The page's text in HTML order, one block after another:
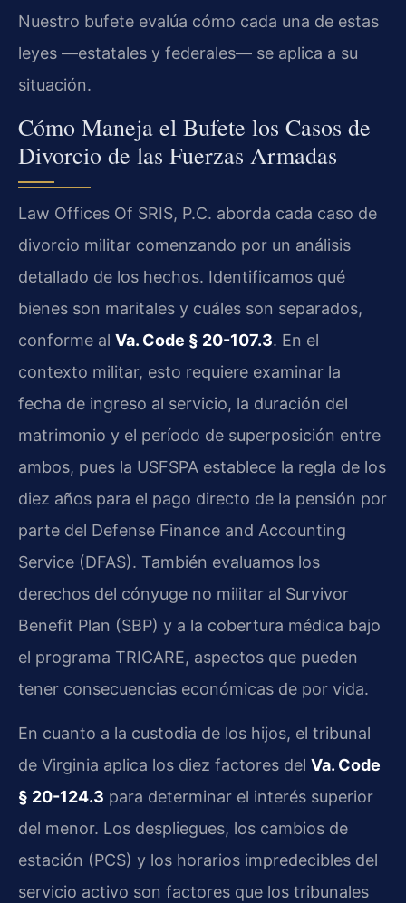
Nuestro bufete evalúa cómo cada una de estas
leyes —estatales y federales— se aplica a su
situación.
Cómo Maneja el Bufete los Casos de
Divorcio de las Fuerzas Armadas
Law Offices Of SRIS, P.C. aborda cada caso de
divorcio militar comenzando por un análisis
detallado de los hechos. Identificamos qué
bienes son maritales y cuáles son separados,
conforme al Va. Code § 20-107.3. En el
contexto militar, esto requiere examinar la
fecha de ingreso al servicio, la duración del
matrimonio y el período de superposición entre
ambos, pues la USFSPA establece la regla de los
diez años para el pago directo de la pensión por
parte del Defense Finance and Accounting
Service (DFAS). También evaluamos los
derechos del cónyuge no militar al Survivor
Benefit Plan (SBP) y a la cobertura médica bajo
el programa TRICARE, aspectos que pueden
tener consecuencias económicas de por vida.
En cuanto a la custodia de los hijos, el tribunal
de Virginia aplica los diez factores del Va. Code
§ 20-124.3 para determinar el interés superior
del menor. Los despliegues, los cambios de
estación (PCS) y los horarios impredecibles del
servicio activo son factores que los tribunales